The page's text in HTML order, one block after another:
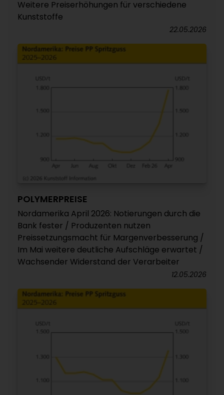
Weitere Preiserhöhungen für verschiedene
Kunststoffe
22.05.2026
POLYMERPREISE
Nordamerika April 2026: Notierungen durch die
Bank fester / Produzenten nutzen
Preissetzungsmacht für Margenverbesserung /
Im Mai weitere deutliche Aufschläge erwartet /
Wachsender Widerstand der Verarbeiter
12.05.2026